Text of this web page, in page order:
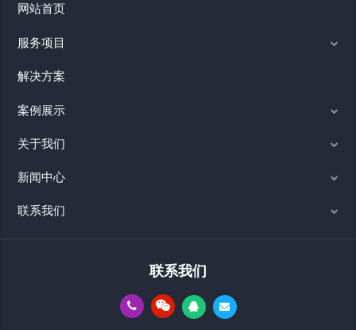
网站首页
服务项目
解决方案
案例展示
关于我们
新闻中心
联系我们
联系我们